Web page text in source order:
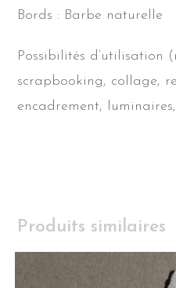
Bords : Barbe naturelle
Possibilités d’utilisation
scrapbooking, collage,
encadrement,
Produits similaires